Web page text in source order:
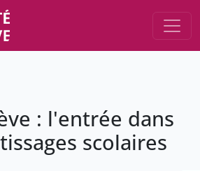
: l'entrée dans
scolaires